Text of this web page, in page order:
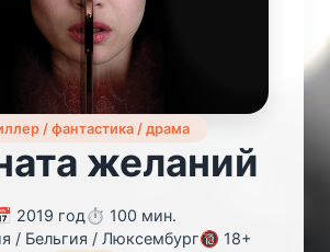
/ фантастика / драма
желаний
2019 год⏱️ 100 мин.
/ Бельгия / Люксембург🔞 18+